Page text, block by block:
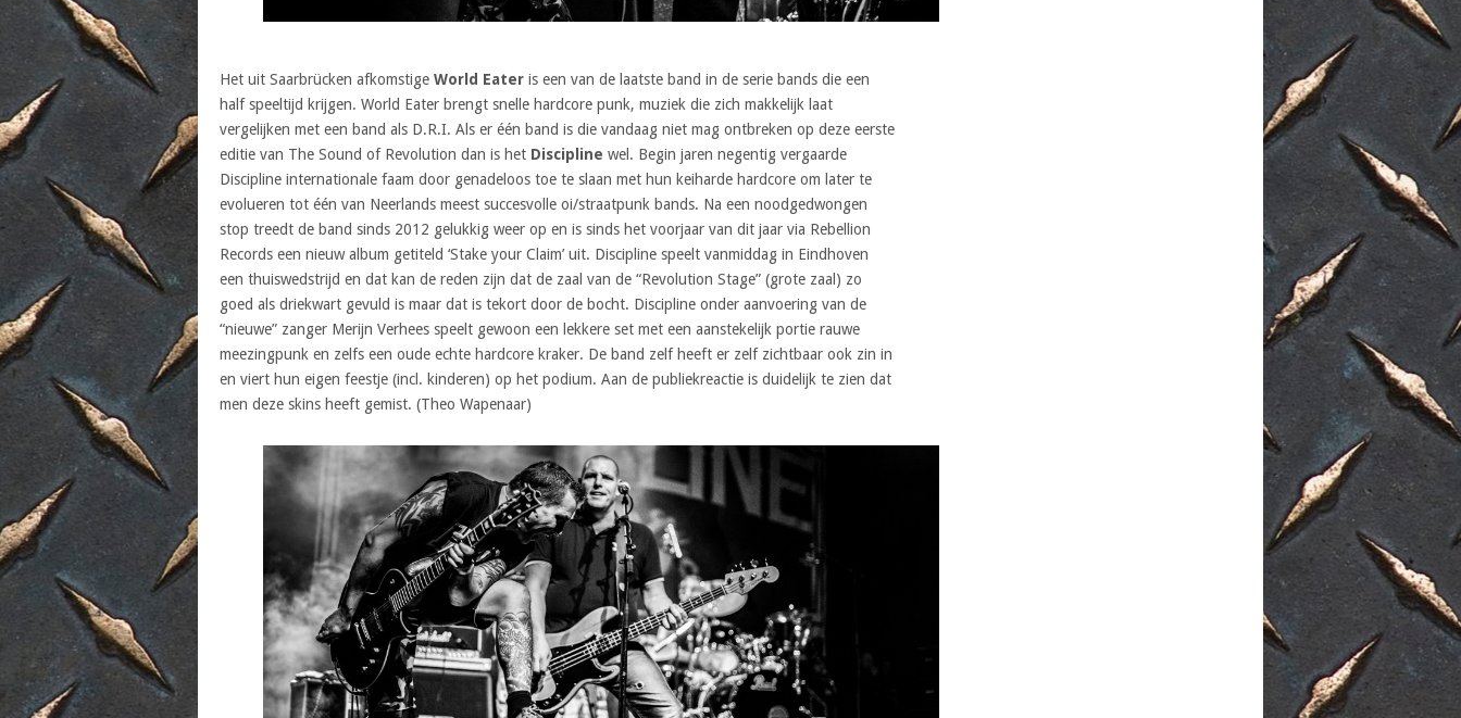
Het uit Saarbrücken afkomstige World Eater is een van de laatste band in de serie bands die een
half speeltijd krijgen. World Eater brengt snelle hardcore punk, muziek die zich makkelijk laat
vergelijken met een band als D.R.I. Als er één band is die vandaag niet mag ontbreken op deze eerste
editie van The Sound of Revolution dan is het Discipline wel. Begin jaren negentig vergaarde
Discipline internationale faam door genadeloos toe te slaan met hun keiharde hardcore om later te
evolueren tot één van Neerlands meest succesvolle oi/straatpunk bands. Na een noodgedwongen
stop treedt de band sinds 2012 gelukkig weer op en is sinds het voorjaar van dit jaar via Rebellion
Records een nieuw album getiteld ‘Stake your Claim’ uit. Discipline speelt vanmiddag in Eindhoven
een thuiswedstrijd en dat kan de reden zijn dat de zaal van de “Revolution Stage” (grote zaal) zo
goed als driekwart gevuld is maar dat is tekort door de bocht. Discipline onder aanvoering van de
“nieuwe” zanger Merijn Verhees speelt gewoon een lekkere set met een aanstekelijk portie rauwe
meezingpunk en zelfs een oude echte hardcore kraker. De band zelf heeft er zelf zichtbaar ook zin in
en viert hun eigen feestje (incl. kinderen) op het podium. Aan de publiekreactie is duidelijk te zien dat
men deze skins heeft gemist. (Theo Wapenaar)